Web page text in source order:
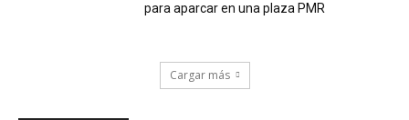
para aparcar en una plaza PMR
Cargar más